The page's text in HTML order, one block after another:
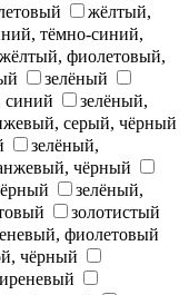
жёлтый,
тёмно-синий,
жёлтый, фиолетовый,
зелёный
синий
зелёный,
серый, чёрный
зелёный,
чёрный
зелёный,
золотистый
фиолетовый
чёрный